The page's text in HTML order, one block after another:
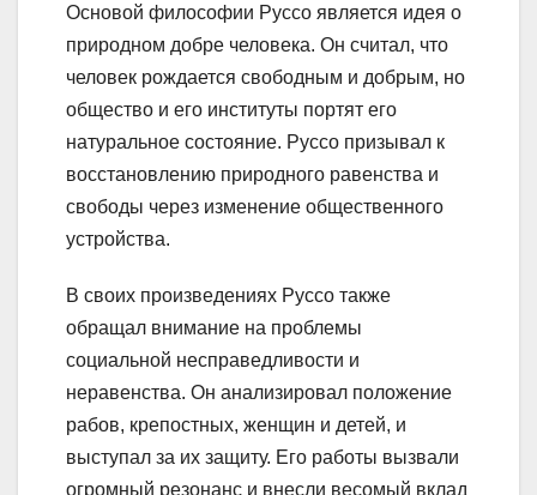
Основой философии Руссо является идея о
природном добре человека. Он считал, что
человек рождается свободным и добрым, но
общество и его институты портят его
натуральное состояние. Руссо призывал к
восстановлению природного равенства и
свободы через изменение общественного
устройства.
В своих произведениях Руссо также
обращал внимание на проблемы
социальной несправедливости и
неравенства. Он анализировал положение
рабов, крепостных, женщин и детей, и
выступал за их защиту. Его работы вызвали
огромный резонанс и внесли весомый вклад